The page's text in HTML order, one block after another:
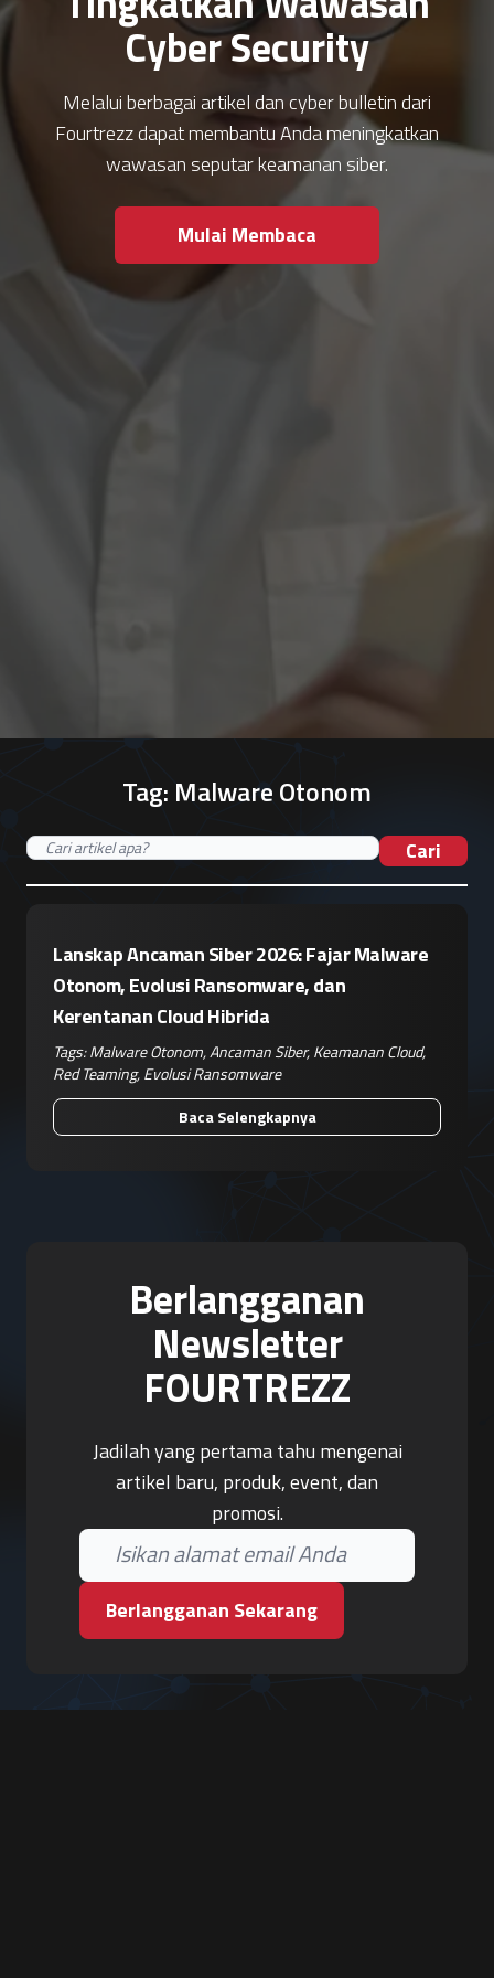
Cyber Security
Melalui berbagai artikel dan cyber bulletin dari
Fourtrezz dapat membantu Anda meningkatkan
wawasan seputar keamanan siber.
Mulai Membaca
Tag: Malware Otonom
Cari
Lanskap Ancaman Siber 2026: Fajar Malware
Otonom, Evolusi Ransomware, dan
Kerentanan Cloud Hibrida
Tags:Malware Otonom,Ancaman Siber,Keamanan Cloud,
Red Teaming,Evolusi Ransomware
Baca Selengkapnya
Berlangganan
Newsletter
FOURTREZZ
Jadilah yang pertama tahu mengenai
artikel baru, produk, event, dan
promosi.
Berlangganan Sekarang